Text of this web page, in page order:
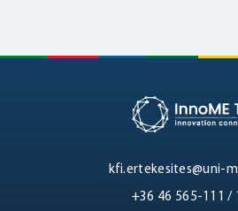
kfi.ertekesites@uni-
+36 46 565-111 /